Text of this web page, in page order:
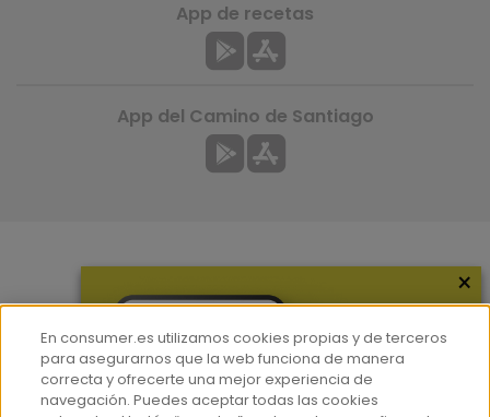
Hemeroteca
Contacto
App de recetas
App del Camino de Santiago
×
En consumer.es utilizamos cookies propias y de terceros
para asegurarnos que la web funciona de manera
correcta y ofrecerte una mejor experiencia de
navegación. Puedes aceptar todas las cookies